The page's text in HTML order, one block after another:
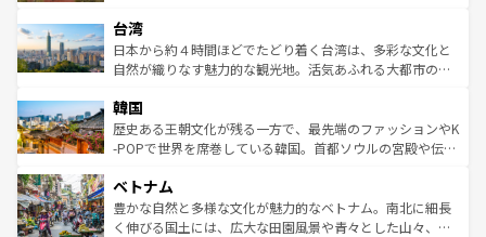
ならではの贅沢な旅のスタイルだ。 なお、新着のアメリカ
情報はコンテンツ一覧を参照してほしい。
れるおもてなしの心で訪れる人々を迎えてくれるハワイの
人々、おいしいローカルフードやハワイアンミュージッ
ク、伝統的なフラダンスなど、すべてがハワイの魅力を彩
ワイを、存分に味わってほしい。 なお、新着のハワイ情報
はコンテンツ一覧を参照してほしい。
リアリーフや大陸中央部にそびえるウルル（エアーズロッ
ク）、タスマニアの美しい原生林やケアンズの熱帯雨林な
ど、見どころがたくさん。また、カフェやワイン、オージ
いる。アクティビティも充実しており、サーフィンやダイ
ビング、ハイキングなど、アウトドア好きにはたまらな
い。オーストラリアの多彩な魅力を存分に味わいつくそ
参照してほしい。
台湾
日本から約４時間ほどでたどり着く台湾は、多彩な文化と
自然が織りなす魅力的な観光地。活気あふれる大都市の台
ン）、静ひつな山岳地帯である台湾東部など、都市の喧騒
と山間の静けさが共存しており、訪れる人に新しい発見と
驚きをもたらしてくれる。また、奥深い台湾の食文化も魅
容にもいいと評判のスイーツなど、バラエティ豊かな料理
が味わえる。 なお、新着の台湾情報は コンテンツ一覧を参
照してほしい。
韓国
歴史ある王朝文化が残る一方で、最先端のファッションやK
-POPで世界を席巻している韓国。首都ソウルの宮殿や伝統
き、地方に足を延ばせば四季折々の自然美を楽しむことが
できる。そして、キムチや焼肉、絶品のストリートフード
まで、さまざまな韓国料理が待っている。夜には、韓国な
ベトナム
豊かな自然と多様な文化が魅力的なベトナム。南北に細長
く伸びる国土には、広大な田園風景や青々とした山々、世